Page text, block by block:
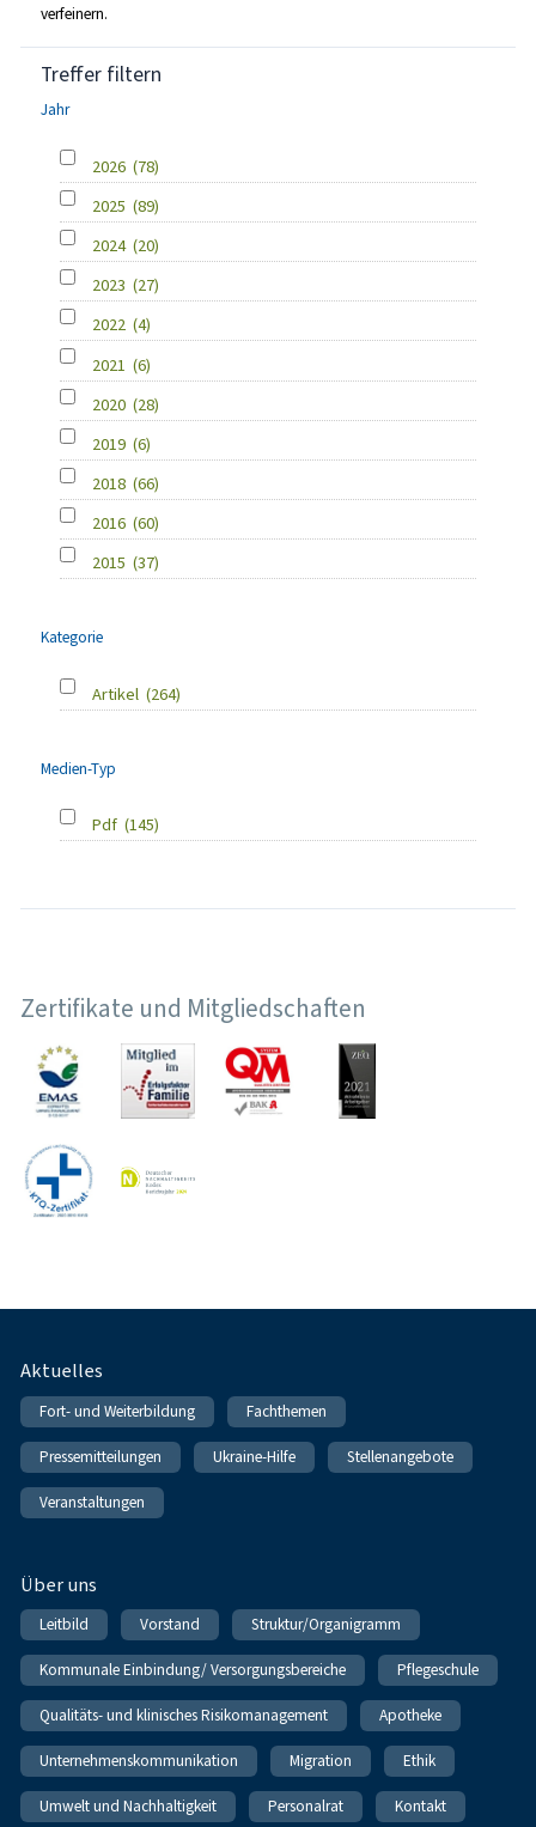
verfeinern.
Treffer filtern
Jahr
2026 (78)
2025 (89)
2024 (20)
2023 (27)
2022 (4)
2021 (6)
2020 (28)
2019 (6)
2018 (66)
2016 (60)
2015 (37)
Kategorie
Artikel (264)
Medien-Typ
Pdf (145)
Zertifikate und Mitgliedschaften
Fußnavigation
Aktuelles
Fort- und Weiterbildung Fachthemen
Pressemitteilungen Ukraine-Hilfe Stellenangebote
Veranstaltungen
Über uns
Leitbild Vorstand Struktur/Organigramm
Kommunale Einbindung/ Versorgungsbereiche Pflegeschule
Qualitäts- und klinisches Risikomanagement Apotheke
Unternehmenskommunikation Migration Ethik
Umwelt und Nachhaltigkeit Personalrat Kontakt